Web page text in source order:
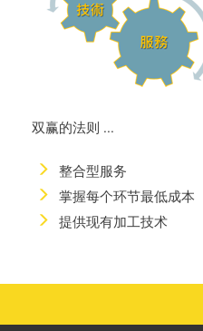
双赢的法则 ...
整合型服务
掌握每个环节最低成本
提供现有加工技术